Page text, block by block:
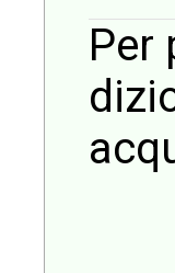
Per